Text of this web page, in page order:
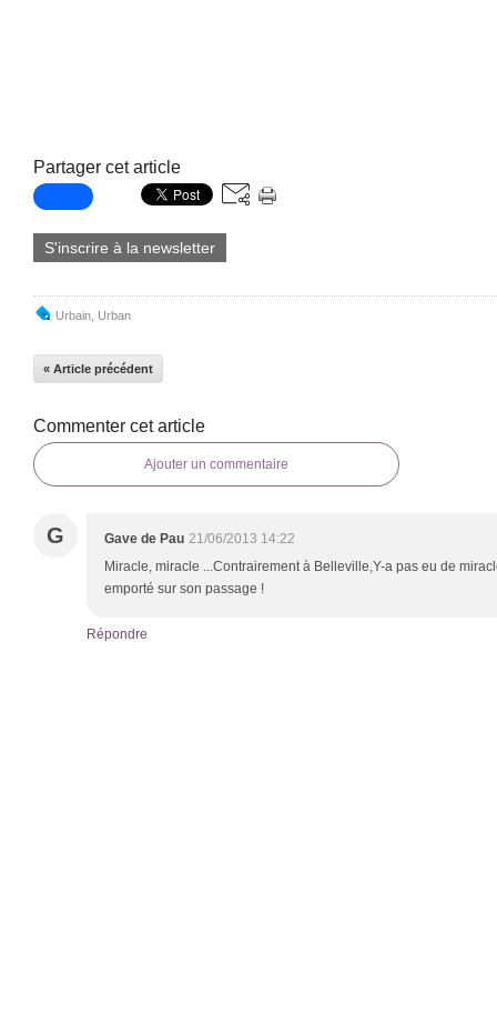
Partager cet article
S'inscrire à la newsletter
Urbain Urban
« Article précédent
Commenter cet article
Ajouter un commentaire
G Gave de Pau 21/06/2013 14:22
Miracle, miracle ...Contrairement à Belleville,Y-a pas eu de
emporté sur son passage !
Répondre